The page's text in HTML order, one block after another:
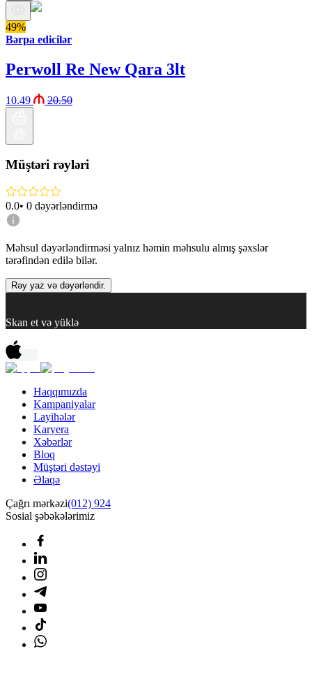
49%
Bərpa edicilər
Perwoll Re New Qara 3lt
10.49 20.50
Müştəri rəyləri
0.0• 0 dəyərləndirmə
Məhsul dəyərləndirməsi yalnız həmin məhsulu almış şəxslər
tərəfindən edilə bilər.
Rəy yaz və dəyərləndir.
Skan et və yüklə
Haqqımızda
Kampaniyalar
Layihələr
Karyera
Xəbərlər
Bloq
Müştəri dəstəyi
Əlaqə
Çağrı mərkəzi(012) 924
Sosial şəbəkələrimiz